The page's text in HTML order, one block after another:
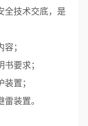
全技术交底，是
；
要求；
置；
装置。